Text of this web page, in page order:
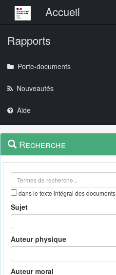
Menu principalAccueil
Rapports
Porte-documents
Nouveautés
Aide
Navigation
outils
Menu
contextuel
Recherche
dans le texte intégral des documents
Sujet
Auteur physique
Auteur moral